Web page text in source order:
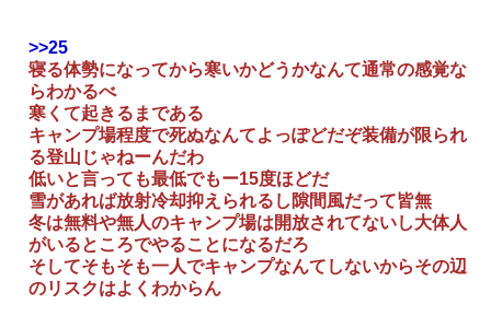
>>25
寝る体勢になってから寒いかどうかなんて通常の感覚な
らわかるべ
寒くて起きるまである
キャンプ場程度で死ぬなんてよっぽどだぞ装備が限られ
る登山じゃねーんだわ
低いと言っても最低でもー15度ほどだ
雪があれば放射冷却抑えられるし隙間風だって皆無
冬は無料や無人のキャンプ場は開放されてないし大体人
がいるところでやることになるだろ
そしてそもそも一人でキャンプなんてしないからその辺
のリスクはよくわからん